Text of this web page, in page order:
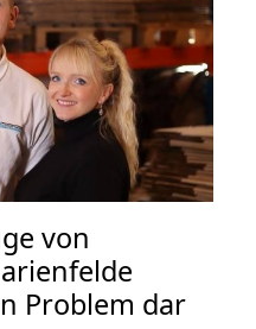
von
Problem dar